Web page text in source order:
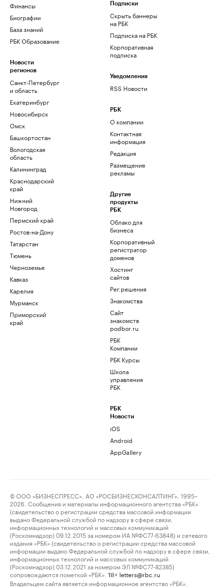
Финансы
Биографии
База знаний
РБК Образование
Новости
регионов
Санкт-Петербург
и область
Екатеринбург
Новосибирск
Омск
Башкортостан
Вологодская
область
Калининград
Краснодарский
край
Нижний
Новгород
Пермский край
Ростов-на-Дону
Татарстан
Тюмень
Черноземье
Кавказ
Карелия
Мурманск
Приморский
край
Подписки
Скрыть баннеры
на РБК
Подписка на РБК
Корпоративная
подписка
Уведомления
RSS Новости
РБК
О компании
Контактная
информация
Редакция
Размещение
рекламы
Другие
продукты
РБК
Облако для
бизнеса
Корпоративный
регистратор
доменов
Хостинг
сайтов
Рег.решения
Знакомства
Сайт
знакомств
podbor.ru
РБК
Компании
РБК Курсы
Школа
управления
РБК
РБК
Новости
iOS
Android
AppGallery
© ООО «БИЗНЕСПРЕСС», АО «РОСБИЗНЕСКОНСАЛТИНГ», 1995–
2026. Сообщения и материалы информационного агентства «РБК»
(свидетельство о регистрации средства массовой информации
выдано Федеральной службой по надзору в сфере связи,
информационных технологий и массовых коммуникаций
(Роскомнадзор) 09.12.2015 за номером ИА №ФС77-63848) и сетевого
издания «РБК» (свидетельство о регистрации средства массовой
информации выдано Федеральной службой по надзору в сфере связи,
информационных технологий и массовых коммуникаций
(Роскомнадзор) 03.12.2021 за номером ЭЛ №ФС77-82385)
сопровождаются пометкой «РБК».
18+ letters@rbc.ru
Владельцем сайта является информационное агентство «РБК».